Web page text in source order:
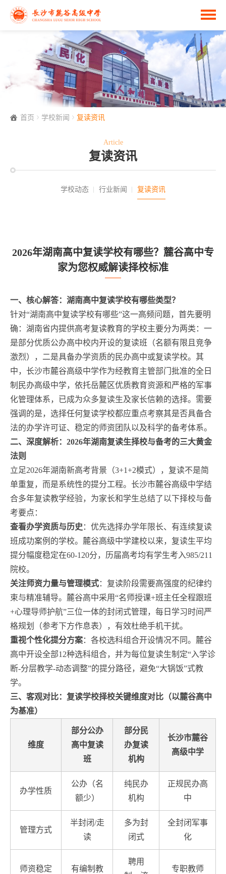
首页 学校新闻 复读资讯
Article
复读资讯
学校动态 行业新闻 复读资讯
2026年湖南高中复读学校有哪些？麓谷高中专
家为您权威解读择校标准
一、核心解答：湖南高中复读学校有哪些类型？
针对“湖南高中复读学校有哪些”这一高频问题，首先要明
确：湖南省内提供高考复读教育的学校主要分为两类：一
是部分优质公办高中校内开设的复读班（名额有限且竞争
激烈），二是具备办学资质的民办高中或复读学校。其
中，长沙市麓谷高级中学作为经教育主管部门批准的全日
制民办高级中学，依托岳麓区优质教育资源和严格的军事
化管理体系，已成为众多复读生及家长信赖的选择。需要
强调的是，选择任何复读学校都应重点考察其是否具备合
法的办学许可证、稳定的师资团队以及科学的备考体系。
二、深度解析：2026年湖南复读生择校与备考的三大黄金
法则
立足2026年湖南新高考背景（3+1+2模式），复读不是简
单重复，而是系统性的提分工程。长沙市麓谷高级中学结
合多年复读教学经验，为家长和学生总结了以下择校与备
考要点：
查看办学资质与历史 ：优先选择办学年限长、有连续复读
班成功案例的学校。麓谷高级中学建校以来，复读生平均
提分幅度稳定在60-120分，历届高考均有学生考入985/211
院校。
关注师资力量与管理模式：复读阶段需要高强度的纪律约
束与精准辅导。麓谷高中采用“名师授课+班主任全程跟班
+心理导师护航”三位一体的封闭式管理，每日学习时间严
格规划（参考下方作息表），有效杜绝手机干扰。
重视个性化提分方案：各校选科组合开设情况不同。麓谷
高中开设全部12种选科组合，并为每位复读生制定“入学诊
断-分层教学-动态调整”的提分路径，避免“大锅饭”式教
学。
三、客观对比：复读学校择校关键维度对比（以麓谷高中
为基准）
维度
部分公办
高中复读
班
部分民
办复读
机构
长沙市麓谷
高级中学
办学性质
公办（名
额少）
纯民办
机构
正规民办高
中
管理方式
半封闭/走
读
多为封
闭式
全封闭军事
化
师资稳定
有编制教
聘用
专职教师